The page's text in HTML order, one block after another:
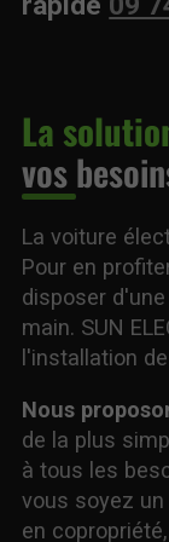
La
vos
La voiture
Pour en
disposer
main. SUN
l'installation
Nous
de la plus
à tous les
vous soyez
en